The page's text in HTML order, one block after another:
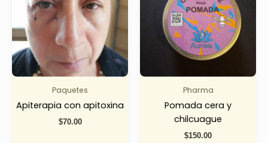
Paquetes
Apiterapia con apitoxina
$70.00
Pharma
Pomada cera y
chilcuague
$150.00